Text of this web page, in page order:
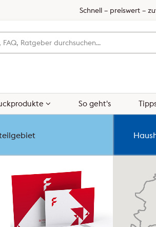
Schnell – preiswert –
NEU
So geht's